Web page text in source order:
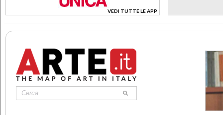
VEDI TUTTE LE APP
>